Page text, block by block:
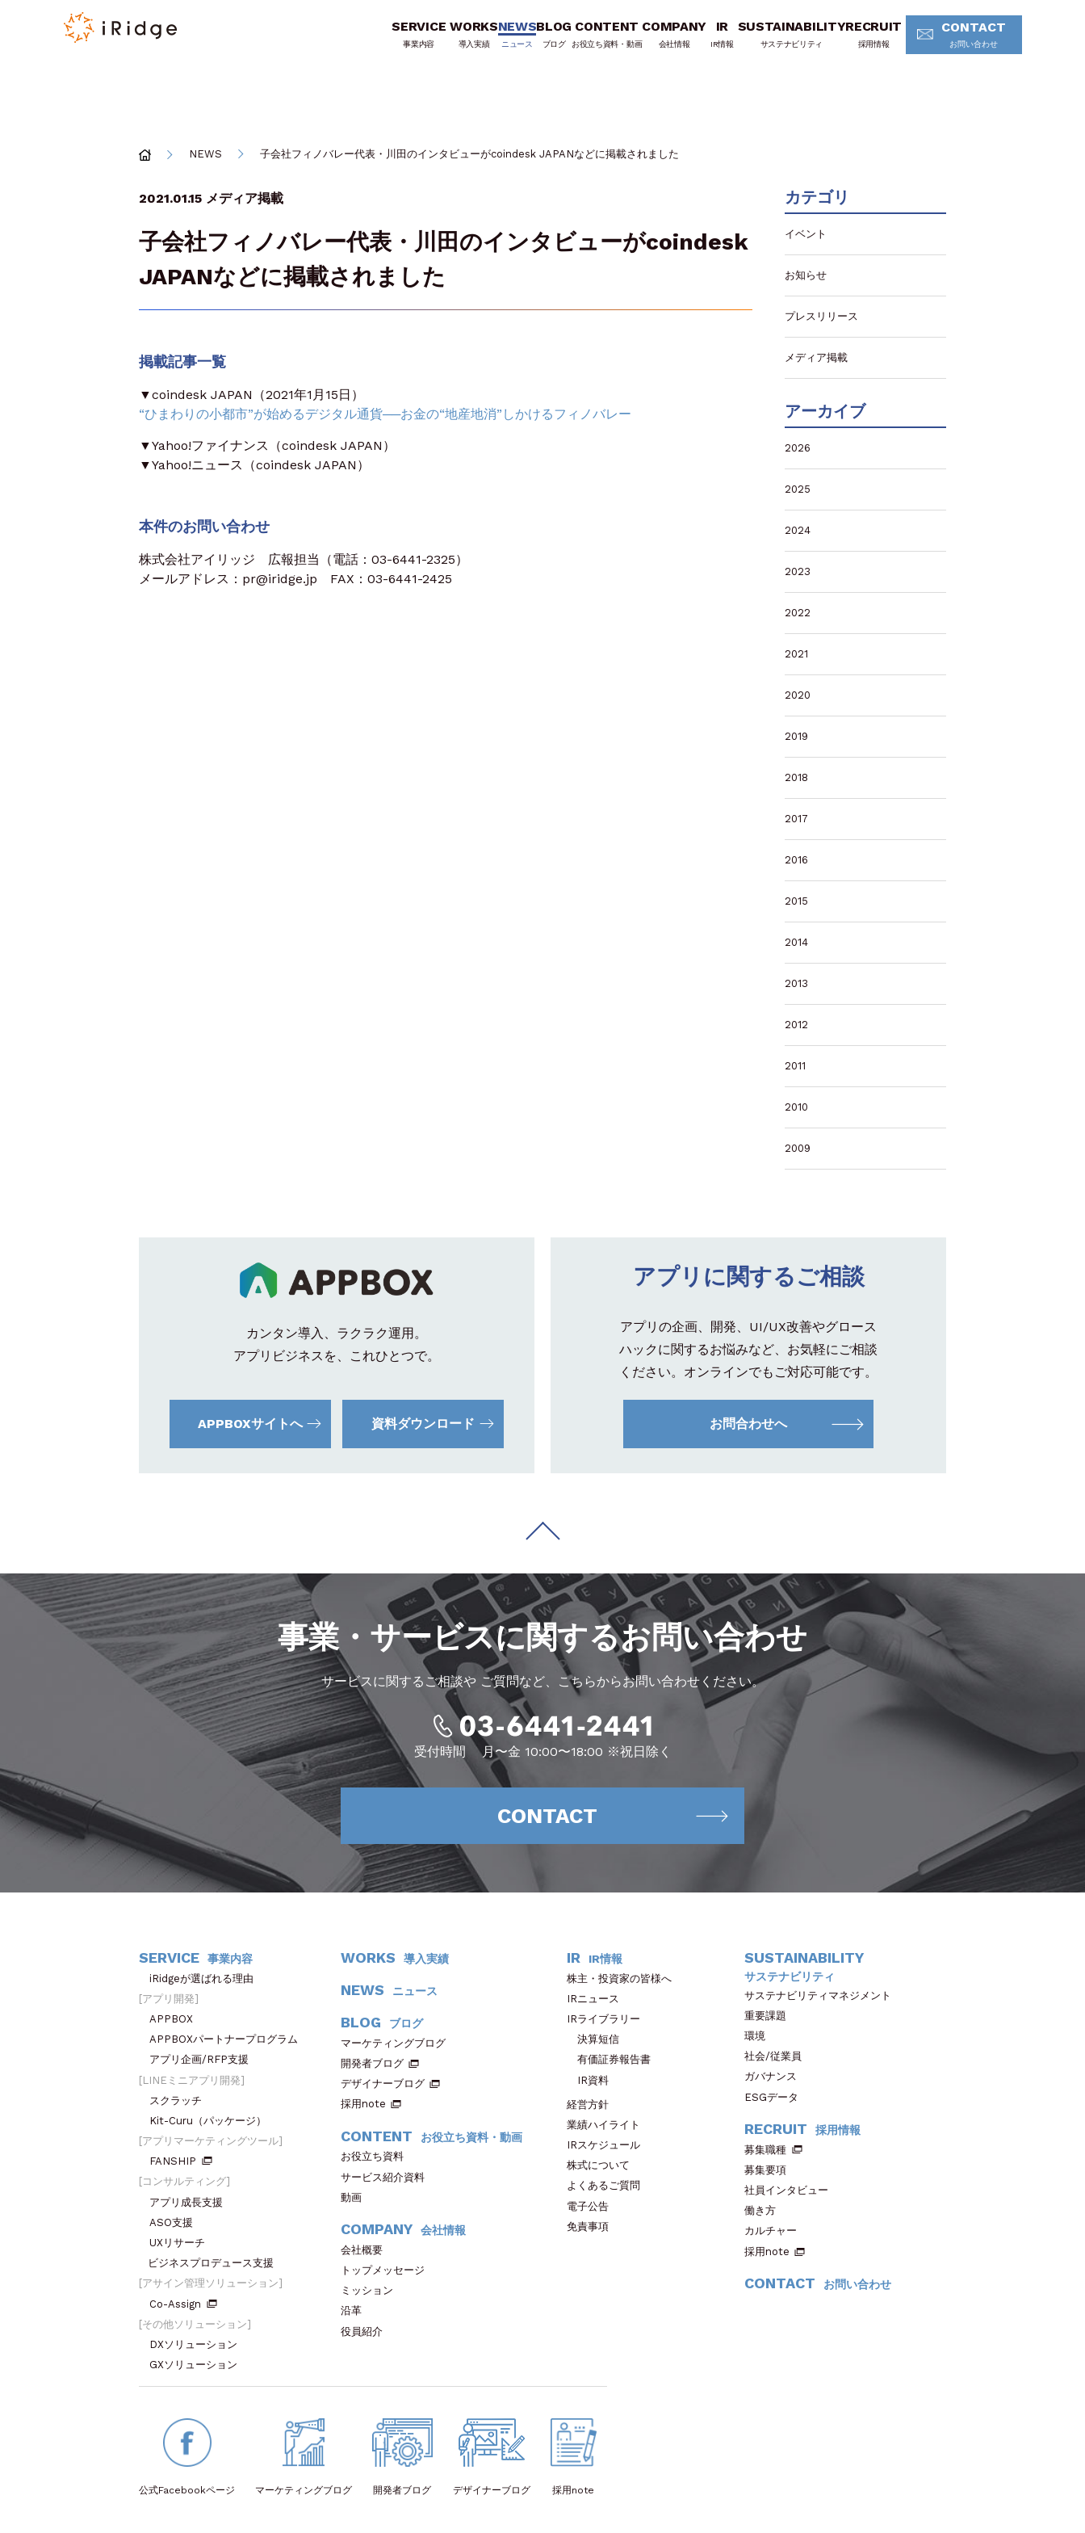
SERVICE
事業内容
WORKS
導入実績
NEWS
ニュース
BLOG
ブログ
CONTENT
お役立ち資料・動画
COMPANY
会社情報
IR
IR情報
SUSTAINABILITY
サステナビリティ
RECRUIT
採用情報
CONTACT
お問い合わせ
NEWS 子会社フィノバレー代表・川田のインタビューがcoindesk JAPANなどに掲載されました
2021.01.15 メディア掲載
子会社フィノバレー代表・川田のインタビューがcoindesk
JAPANなどに掲載されました
掲載記事一覧
▼coindesk JAPAN（2021年1月15日）
“ひまわりの小都市”が始めるデジタル通貨──お金の“地産地消”しかけるフィノバレー
▼Yahoo!ファイナンス（coindesk JAPAN）
▼Yahoo!ニュース（coindesk JAPAN）
本件のお問い合わせ
株式会社アイリッジ 広報担当（電話：03-6441-2325）
メールアドレス：pr@iridge.jp FAX：03-6441-2425
カテゴリ
イベント
お知らせ
プレスリリース
メディア掲載
アーカイブ
2026
2025
2024
2023
2022
2021
2020
2019
2018
2017
2016
2015
2014
2013
2012
2011
2010
2009
カンタン導入、ラクラク運用。
アプリビジネスを、これひとつで。
APPBOXサイトへ 資料ダウンロード
アプリに関するご相談
アプリの企画、開発、UI/UX改善やグロース
ハックに関するお悩みなど、お気軽にご相談
ください。オンラインでもご対応可能です。
お問合わせへ
事業・サービスに関するお問い合わせ
サービスに関するご相談やご質問など、こちらからお問い合わせください。
受付時間 月〜金 10:00〜18:00 ※祝日除く
CONTACT
SERVICE 事業内容
iRidgeが選ばれる理由
アプリ開発
APPBOX
APPBOXパートナープログラム
アプリ企画/RFP支援
LINEミニアプリ開発
スクラッチ
Kit-Curu（パッケージ）
アプリマーケティングツール
FANSHIP
コンサルティング
アプリ成長支援
ASO支援
UXリサーチ
ビジネスプロデュース支援
アサイン管理ソリューション
Co-Assign
その他ソリューション
DXソリューション
GXソリューション
WORKS 導入実績
NEWS ニュース
BLOG ブログ
マーケティングブログ
開発者ブログ
デザイナーブログ
採用note
CONTENT お役立ち資料・動画
お役立ち資料
サービス紹介資料
動画
COMPANY 会社情報
会社概要
トップメッセージ
ミッション
沿革
役員紹介
IR IR情報
株主・投資家の皆様へ
IRニュース
IRライブラリー
決算短信
有価証券報告書
IR資料
経営方針
業績ハイライト
IRスケジュール
株式について
よくあるご質問
電子公告
免責事項
SUSTAINABILITY
サステナビリティ
サステナビリティマネジメント
重要課題
環境
社会/従業員
ガバナンス
ESGデータ
RECRUIT 採用情報
募集職種
募集要項
社員インタビュー
働き方
カルチャー
採用note
CONTACT お問い合わせ
公式Facebookページ マーケティングブログ 開発者ブログ デザイナーブログ 採用note